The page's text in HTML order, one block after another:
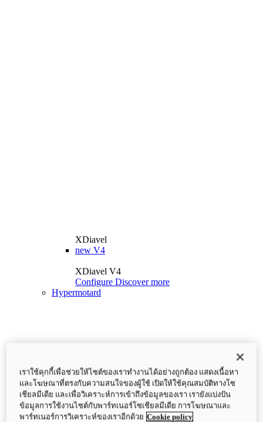
XDiavel
new V4
XDiavel V4
Configure Discover more
Hypermotard
เราใช้คุกกี้เพื่อช่วยให้ไซต์ของเราทำงานได้อย่างถูกต้อง แสดงเนื้อหา
และโฆษณาที่ตรงกับความสนใจของผู้ใช้ เปิดให้ใช้คุณสมบัติทางโซ
เชียลมีเดีย และเพื่อวิเคราะห์การเข้าถึงข้อมูลของเรา เรายังแบ่งปัน
ข้อมูลการใช้งานไซต์กับพาร์ทเนอร์โซเชียลมีเดีย การโฆษณาและ
พาร์ทเนอร์การวิเคราะห์ของเราอีกด้วย Cookie policy